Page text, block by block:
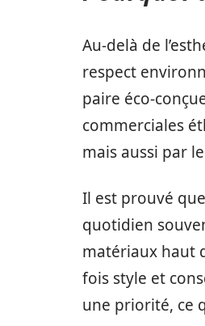
Au-delà de
respect
paire éco-
commerciales
mais aussi par
Il est prouvé
quotidien
matériaux haut
fois style et
une priorité, ce